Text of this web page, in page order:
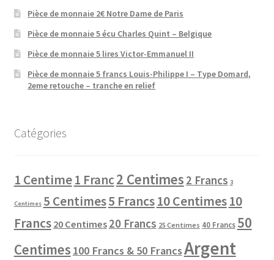
Pièce de monnaie 2€ Notre Dame de Paris
Pièce de monnaie 5 écu Charles Quint – Belgique
Pièce de monnaie 5 lires Victor-Emmanuel II
Pièce de monnaie 5 francs Louis-Philippe I – Type Domard,
2eme retouche – tranche en relief
Catégories
1 Centime1 Franc2 Centimes 2 Francs 3
Centimes 5 Centimes5 Francs10 Centimes10
Francs 20 Centimes 20 Francs 25 Centimes 40 Francs 50
Centimes 100 Francs & 50 FrancsArgent